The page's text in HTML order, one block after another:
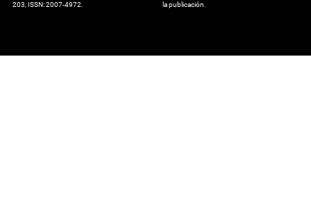
203, ISSN: 2007-4972.
la publicación.